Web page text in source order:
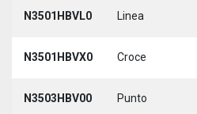
N3501HBVL0 Linea
N3501HBVX0 Croce
N3503HBV00 Punto